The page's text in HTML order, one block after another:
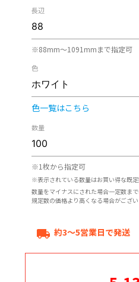
長辺
※88mm〜1091mmまで指定可
色
色一覧はこちら
数量
※1枚から指定可
※表示されている数量はお買い得な既定
数量をマイナスにされた場合一定数ま
規定数の価格より高くなる場合がござい
local_shipping 約3～5営業日で発送